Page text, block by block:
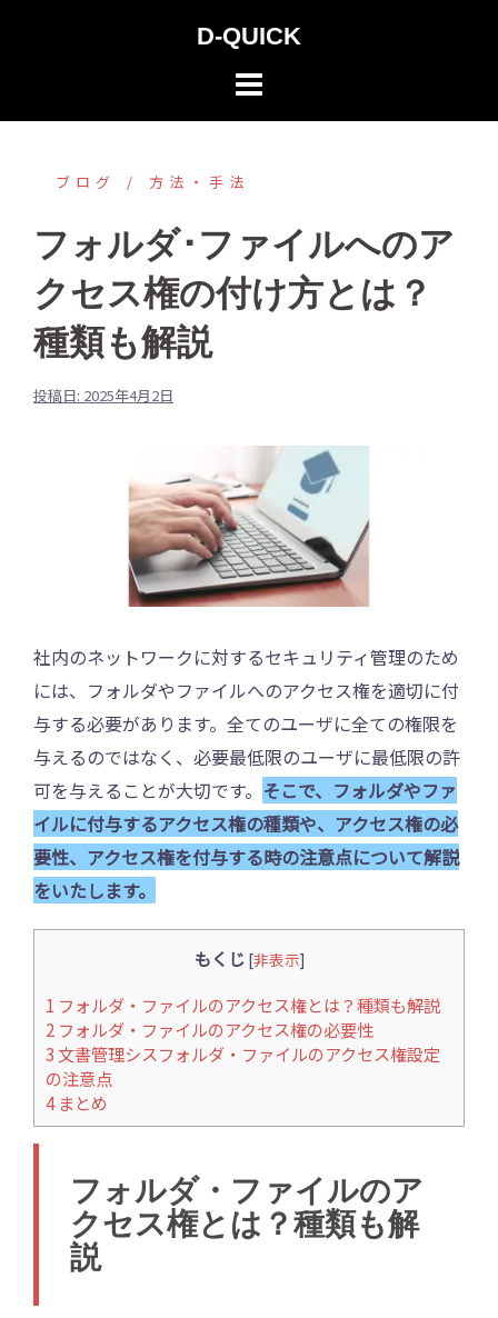
ン
D-QUICK
ブログ 方法・手法
フォルダ･ファイルへのア
クセス権の付け方とは？
種類も解説
投稿日: 2025年4月2日
社内のネットワークに対するセキュリティ管理のため
には、フォルダやファイルへのアクセス権を適切に付
与する必要があります。全てのユーザに全ての権限を
与えるのではなく、必要最低限のユーザに最低限の許
可を与えることが大切です。 そこで、フォルダやファ
イルに付与するアクセス権の種類や、アクセス権の必
要性、アクセス権を付与する時の注意点について解説
をいたします。
もくじ [非表示]
1 フォルダ・ファイルのアクセス権とは？種類も解説
2 フォルダ・ファイルのアクセス権の必要性
3文書管理シスフォルダ・ファイルのアクセス権設定
の注意点
4まとめ
フォルダ・ファイルのア
クセス権とは？種類も解
説